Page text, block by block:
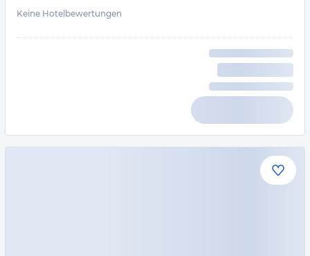
Keine Hotelbewertungen